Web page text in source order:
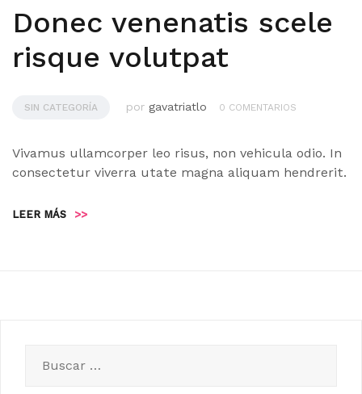
Donec venenatis scele
risque volutpat
SIN CATEGORÍA por gavatriatlo 0 COMENTARIOS
Vivamus ullamcorper leo risus, non vehicula odio. In
consectetur viverra utate magna aliquam hendrerit.
LEER MÁS >>